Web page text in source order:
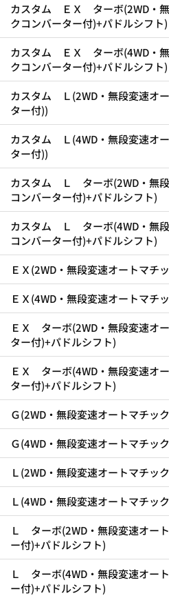
カスタム ＥＸ ターボ(2WD・
クコンバーター付)+パドルシフト)
カスタム ＥＸ ターボ(4WD・
クコンバーター付)+パドルシフト)
カスタム Ｌ(2WD・無段変速オ
ター付))
カスタム Ｌ(4WD・無段変速オ
ター付))
カスタム Ｌ ターボ(2WD・無段
コンバーター付)+パドルシフト)
カスタム Ｌ ターボ(4WD・無段
コンバーター付)+パドルシフト)
ＥＸ(2WD・無段変速オートマチ
ＥＸ(4WD・無段変速オートマチ
ＥＸ ターボ(2WD・無段変速オ
ター付)+パドルシフト)
ＥＸ ターボ(4WD・無段変速オ
ター付)+パドルシフト)
Ｇ(2WD・無段変速オートマチッ
Ｇ(4WD・無段変速オートマチッ
Ｌ(2WD・無段変速オートマチッ
Ｌ(4WD・無段変速オートマチッ
Ｌ ターボ(2WD・無段変速オー
ー付)+パドルシフト)
Ｌ ターボ(4WD・無段変速オー
ー付)+パドルシフト)